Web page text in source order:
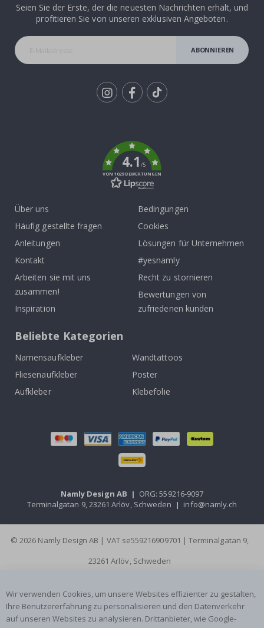
Seien Sie der Erste, der die neuesten Nachrichten erhält, und
profitieren Sie von unseren exklusiven Angeboten.
ABONNIEREN
4.1/5
VON 1029 BEWERTUNGEN
Über uns
Häufig gestellte fragen
Anleitungen
Kontakt
Arbeiten sie mit uns
zusammen!
Inspiration
Bedingungen
Cookies
Lösungen für Unternehmen
#yesnamly
Recht zu stornieren
Bewertungen von
zufriedenen kunden
Beliebte Kategorien
Namensaufkleber
Wandtattoos
Fliesenaufkleber
Poster
Aufkleber
Klebefolie
Namly Design AB | ORG: 559216-9097
Terminalgatan 9, 23261 Arlöv, Schweden | info@namly.ch
© 2026 Namly Design AB | VAT se559216909701 | Terminalgatan 9,
23261 Arlöv, Schweden
Wir verwenden Cookies, um unsere Websites effizienter zu gestalten,
Ihre Benutzererfahrung zu personalisieren und den Datenverkehr
auf unseren Websites zu analysieren. Drittanbieter, wie Google-